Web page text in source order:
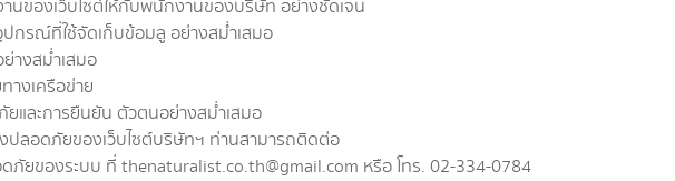
องเว็บไซต์ให้กับพนักงานของบริษัท อย่างชัดเจน
กรณ์ที่ใช้จัดเก็บข้อมลู อย่างสม่ำเสมอ
างสม่ำเสมอ
งเครือข่าย
ละการยืนยัน ตัวตนอย่างสม่ำเสมอ
อดภัยของเว็บไซต์บริษัทฯ ท่านสามารถติดต่อ
ภัยของระบบ ที่ thenaturalist.co.th@gmail.com หรือ โทร. 02-334-0784